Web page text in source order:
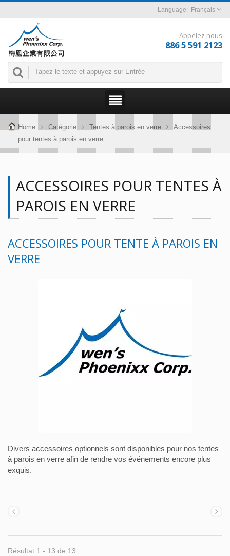
Français
Appelez nous
886 5 591 2123
Home Catégorie Tentes à parois en verre
Accessoires
pour tentes à parois en verre
ACCESSOIRES POUR TENTES À
PAROIS EN VERRE
ACCESSOIRES POUR TENTE À PAROIS EN
VERRE
Divers accessoires optionnels sont disponibles pour nos tentes
à parois en verre afin de rendre vos événements encore plus
exquis.
Résultat 1 - 13 de 13